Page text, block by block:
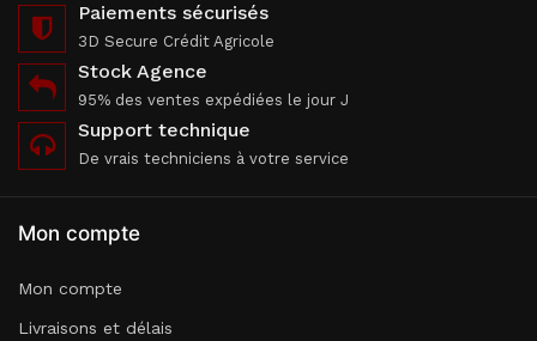
Paiements sécurisés
3D Secure Crédit Agricole
Stock Agence
95% des ventes expédiées le jour J
Support technique
De vrais techniciens à votre service
Mon compte
Mon compte
Livraisons et délais